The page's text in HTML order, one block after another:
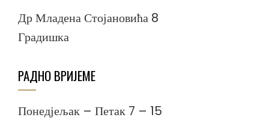
Др Младена Стојановића 8
Градишка
РАДНО ВРИЈЕМЕ
Понедјељак – Петак 7 – 15